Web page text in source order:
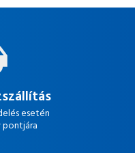
esetén
pontjára